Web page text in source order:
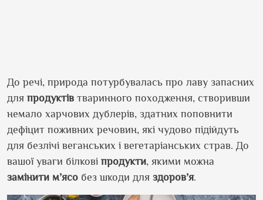
До речі, природа потурбувалась про лаву запасних
для продуктів тваринного походження, створивши
немало харчових дублерів, здатних поповнити
дефіцит поживних речовин, які чудово підійдуть
для безлічі веганських і вегетаріанських страв. До
вашої уваги білкові продукти, якими можна
замінити м’ясо без шкоди для здоров’я.